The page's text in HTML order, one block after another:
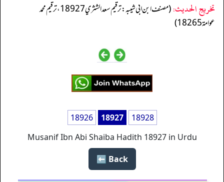
تخریج الحدیث:
(مصنف ابن ابي شيبه: ترقيم سعد الشثري 18927، ترقيم محمد
عوامة 18265)
18926 18927
18928
Musanif Ibn Abi Shaiba Hadith 18927 in Urdu
Back ⬅️